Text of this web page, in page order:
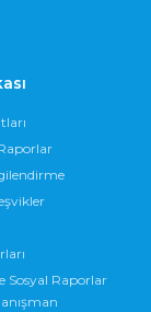
Sosyal Raporlar